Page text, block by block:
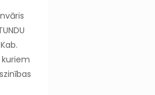
kuriem